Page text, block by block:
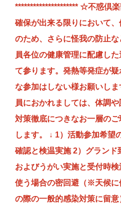
********************* ☆不惑倶楽
確保が出来る限りにおいて
のため、さらに怪我の防止
員各位の健康管理に配慮し
て参ります。 発熱等発症が
な参加はしない様お願いし
員におかれましては、体調
対策徹底につきなお一層の
します。
↓ 1）活動参加希望
確認と検温実施 2）グラン
およびうがい実施と受付時
使う場合の密回避（※天候に
の際の一般的感染対策に留